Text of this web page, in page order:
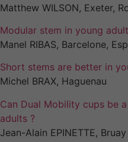
Matthew WILSON, Exeter,
Modular stem in young
Manel RIBAS, Barcelone,
Short stems are better in
Michel BRAX, Haguenau
Can Dual Mobility cups be
adults ?
Jean-Alain EPINETTE,